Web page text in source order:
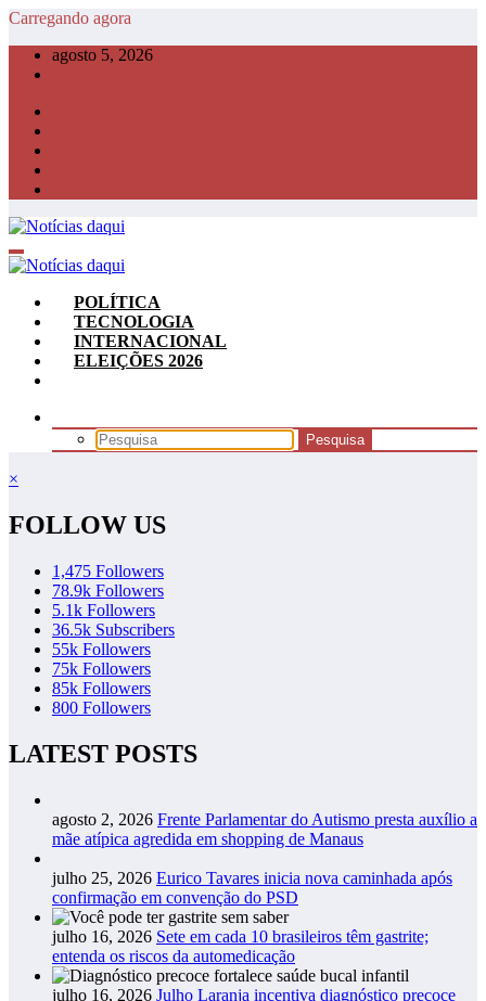
Pular
conteúdo
Carregando agora
agosto 5, 2026
POLÍTICA
TECNOLOGIA
INTERNACIONAL
ELEIÇÕES 2026
×
FOLLOW US
1,475 Followers
78.9k Followers
5.1k Followers
36.5k Subscribers
55k Followers
75k Followers
85k Followers
800 Followers
LATEST POSTS
agosto 2, 2026 Frente Parlamentar do Autismo presta auxílio a
mãe atípica agredida em shopping de Manaus
julho 25, 2026 Eurico Tavares inicia nova caminhada após
confirmação em convenção do PSD
julho 16, 2026 Sete em cada 10 brasileiros têm gastrite;
entenda os riscos da automedicação
julho 16, 2026 Julho Laranja incentiva diagnóstico precoce